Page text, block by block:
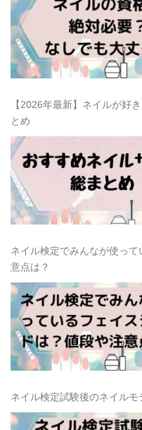
【2026年最新】ネイルが好
とめ
ネイル検定でみんなが使っ
意点は？
ネイル検定試験後のネイル